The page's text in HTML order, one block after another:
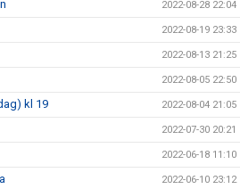
2022-08-28 22:04
2022-08-19 23:33
2022-08-13 21:25
2022-08-05 22:50
kl 19 2022-08-04 21:05
2022-07-30 20:21
2022-06-18 11:10
2022-06-10 23:12